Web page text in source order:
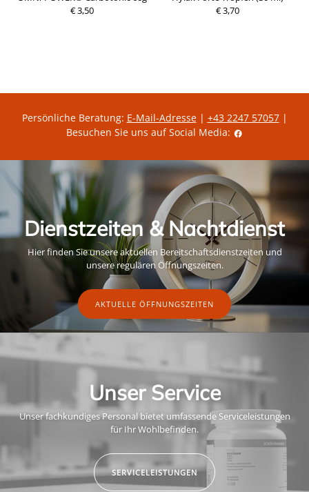
€ 3,50
€ 3,70
Persönliche Beratung: E-Mail-Adresse| +43 2247 57057|
Besuchen Sie uns auf Social Media:
Dienstzeiten & Nachtdienst
Hier finden Sie unsere aktuellen Bereitschaftsdienstzeiten und
unsere regulären Öffnungszeiten.
AKTUELLE ÖFFNUNGSZEITEN
Unser Service
Unser fachkundiges Personal bietet umfassende Serviceleistungen
für Ihr Wohlbefinden.
SERVICELEISTUNGEN